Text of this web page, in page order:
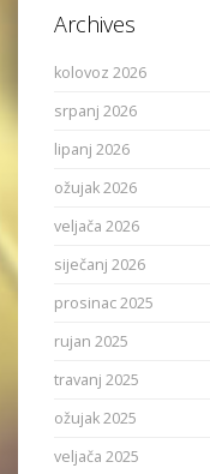
Archives
kolovoz 2026
srpanj 2026
lipanj 2026
ožujak 2026
veljača 2026
siječanj 2026
prosinac 2025
rujan 2025
travanj 2025
ožujak 2025
veljača 2025